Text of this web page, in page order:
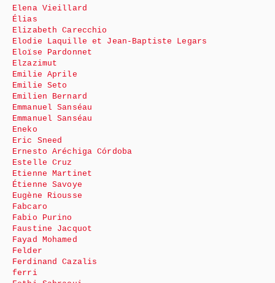
Elena Vieillard
Élias
Elizabeth Carecchio
Elodie Laquille et Jean-Baptiste Legars
Eloïse Pardonnet
Elzazimut
Emilie Aprile
Emilie Seto
Emilien Bernard
Emmanuel Sanséau
Emmanuel Sanséau
Eneko
Eric Sneed
Ernesto Aréchiga Córdoba
Estelle Cruz
Etienne Martinet
Étienne Savoye
Eugène Riousse
Fabcaro
Fabio Purino
Faustine Jacquot
Fayad Mohamed
Felder
Ferdinand Cazalis
ferri